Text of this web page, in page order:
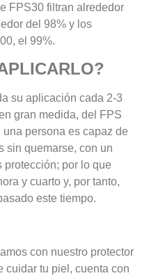
FPS30 filtran alrededor
del 98% y los
el 99%.
su aplicación cada 2-3
gran medida, del FPS
persona es capaz de
sin quemarse, con un
protección; por lo que
y cuarto y, por tanto,
este tiempo.
con nuestro protector
cuidar tu piel, cuenta con